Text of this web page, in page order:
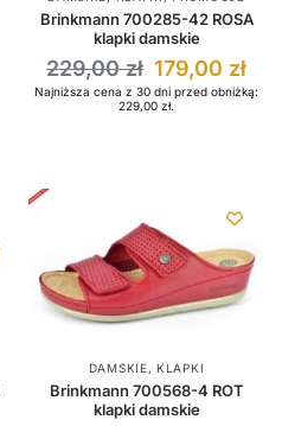
Brinkmann 700285-42 ROSA
klapki damskie
229,00zł 179,00 zł
Najniższa cena z 30 dni przed obniżką:
229,00 zł.
DAMSKIE, KLAPKI
Brinkmann 700568-4 ROT
klapki damskie